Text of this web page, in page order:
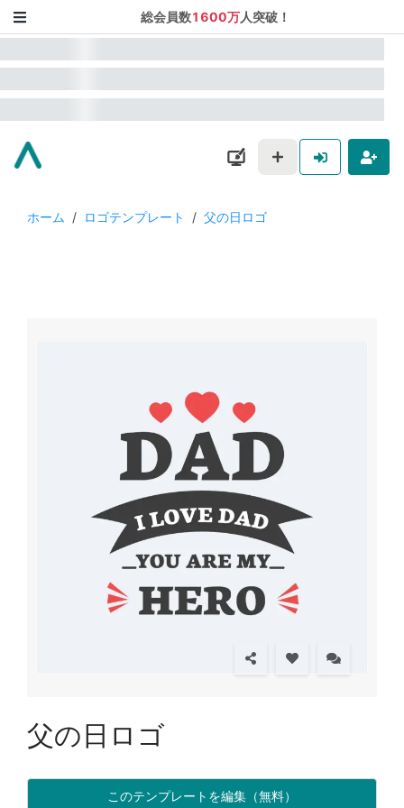
総会員数1600万人突破！
ホーム / ロゴテンプレート / 父の日ロゴ
父の日ロゴ
このテンプレートを編集（無料）